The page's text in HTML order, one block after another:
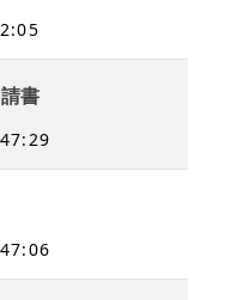
書